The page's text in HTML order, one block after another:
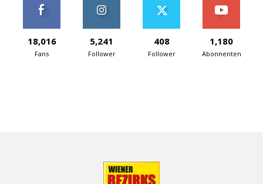
18,016
Fans
5,241
Follower
408
Follower
1,180
Abonnenten